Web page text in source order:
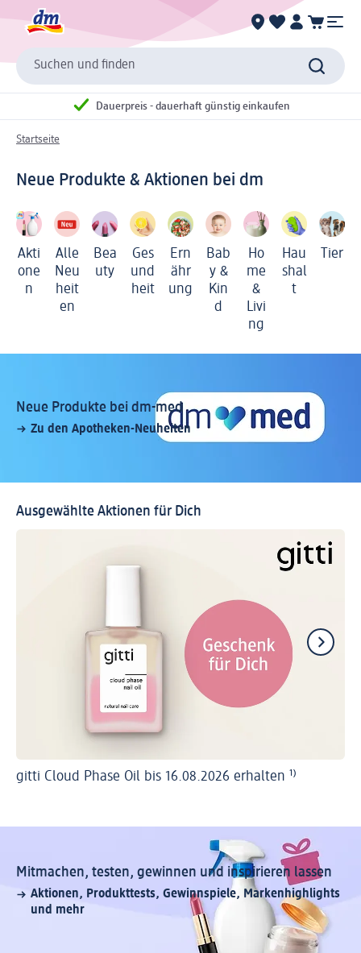
Suchen und finden
Dauerpreis - dauerhaft günstig einkaufen
Startseite
Neue Produkte & Aktionen bei dm
Akti
one
n
Alle
Neu
heit
en
Bea
uty
Ges
und
heit
Ern
ähr
ung
Bab
y &
Kin
d
Ho
me
&
Livi
ng
Hau
shal
t
Tier
Neue Produkte bei dm-med
Zu den Apotheken-Neuheiten
Ausgewählte Aktionen für Dich
gitti Cloud Phase Oil bis 16.08.2026 erhalten ¹⁾
Mitmachen, testen, gewinnen und inspirieren lassen
Aktionen, Produkt­tests, Gewinn­spiele, Marken­highlights
und mehr